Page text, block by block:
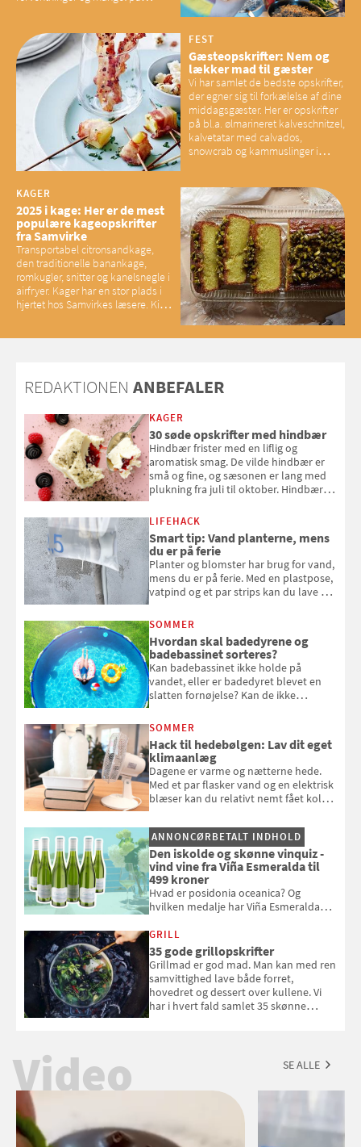
have konsekvenser for vores
sociale fællesskaber
FEST
Gæsteopskrifter: Nem og
lækker mad til gæster
Vi har samlet de bedste opskrifter,
der egner sig til forkælelse af dine
middagsgæster. Her er opskrifter
på bl.a. ølmarineret kalveschnitzel,
kalvetatar med calvados,
snowcrab og kammuslinger i
KAGER
2025 i kage: Her er de mest
populære kageopskrifter
fra Samvirke
Transportabel citronsandkage,
den traditionelle banankage,
romkugler, snitter og kanelsnegle i
airfryer. Kager har en stor plads i
hjertet hos Samvirkes læsere. Kig
REDAKTIONEN ANBEFALER
KAGER
30 søde opskrifter med hindbær
Hindbær frister med en liflig og
aromatisk smag. De vilde hindbær er
små og fine, og sæsonen er lang med
plukning fra juli til oktober. Hindbær
kan bruge dine hindbær i alt fra
bagværk og salater til is og syltning.
LIFEHACK
Smart tip: Vand planterne, mens
du er på ferie
Planter og blomster har brug for vand,
mens du er på ferie. Med en plastpose,
vatpind og et par strips kan du lave dit
at bede naboen om at vande eller
komme hjem til døde planter
SOMMER
Hvordan skal badedyrene og
badebassinet sorteres?
Kan badebassinet ikke holde på
vandet, eller er badedyret blevet en
slatten fornøjelse? Kan de ikke
opmærksom, når du smider
badebassinet eller et badedyr ud
SOMMER
Hack til hedebølgen: Lav dit eget
klimaanlæg
Dagene er varme og nætterne hede.
Med et par flasker vand og en elektrisk
blæser kan du relativt nemt fået koldt
og se, hvordan du gør
ANNONCØRBETALT INDHOLD
Den iskolde og skønne vinquiz -
vind vine fra Viña Esmeralda til
499 kroner
Hvad er posidonia oceanica? Og
hvilken medalje har Viña Esmeralda
med i Samvirkes skønne vinquiz, hvor
du kan vinde 6 flasker vin fra Viña
Esmeralda. Konkurrencen slutter 1.
september 2026.
GRILL
35 gode grillopskrifter
Grillmad er god mad. Man kan med ren
samvittighed lave både forret,
hovedret og dessert over kullene. Vi
har i hvert fald samlet 35 skønne
Video SE ALLE